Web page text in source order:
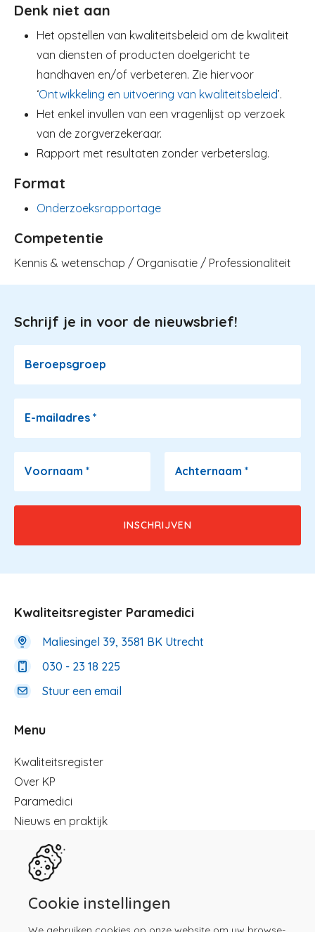
Denk niet aan
Het opstellen van kwaliteitsbeleid om de kwaliteit
van diensten of producten doelgericht te
handhaven en/of verbeteren. Zie hiervoor
‘Ontwikkeling en uitvoering van kwaliteitsbeleid’.
Het enkel invullen van een vragenlijst op verzoek
van de zorgverzekeraar.
Rapport met resultaten zonder verbeterslag.
Format
Onderzoeksrapportage
Competentie
Kennis & wetenschap / Organisatie / Professionaliteit
Image
Schrijf je in voor de nieuwsbrief!
Beroepsgroep
E-mailadres *
Voornaam * Achternaam *
Cookie instellingen
Kwaliteitsregister Paramedici
Maliesingel 39, 3581 BK Utrecht
030 - 23 18 225
Stuur een email
Menu
Menu
Kwaliteitsregister
Over KP
Paramedici
Nieuws en praktijk
Kennisbibliotheek
Herregistratie
Contact